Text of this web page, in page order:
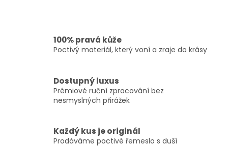
100% pravá kůže
Poctivý materiál, který voní a zraje do krásy
Dostupný luxus
Prémiové ruční zpracování bez
nesmyslných přirážek
Každý kus je originál
Prodáváme poctivé řemeslo s duší